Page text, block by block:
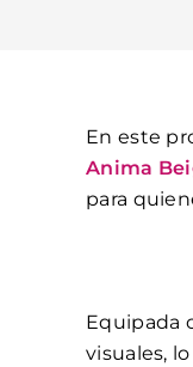
En este
Anima
para
Equipada
visuales,